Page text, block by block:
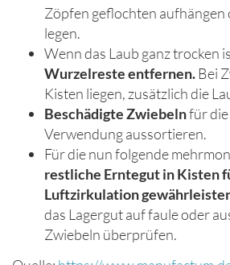
Zöpfen geflochten aufhängen
legen.
Wenn das Laub ganz trocken
Wurzelreste entfernen. Bei
Kisten liegen, zusätzlich die
Beschädigte Zwiebelnfür
Verwendung aussortieren.
Für die nun folgende
restliche Erntegut in Kisten
Luftzirkulation
das Lagergut auf faule oder
Zwiebeln überprüfen.